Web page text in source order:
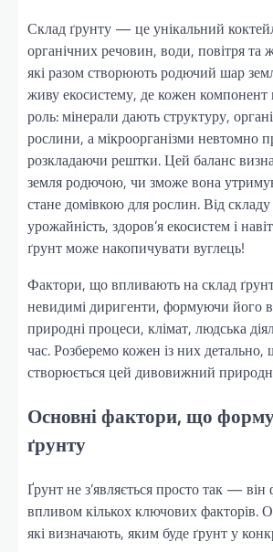
Склад ґрунту — це унікальний
органічних речовин, води, повітря та
які разом створюють родючий шар
живу екосистему, де кожен компонент
роль: мінерали дають структуру,
рослини, а мікроорганізми невтомно
розкладаючи рештки. Цей баланс
земля родючою, чи зможе вона
стане домівкою для рослин. Від
урожайність, здоров’я екосистем і
ґрунт може накопичувати вуглець!
Фактори, що впливають на склад
невидимі диригенти, формуючи його
природні процеси, клімат, людська
час. Розберемо кожен із них детально,
створюється цей дивовижний
Основні фактори, що
ґрунту
Ґрунт не з’являється просто так — він
впливом кількох ключових факторів.
які визначають, яким буде ґрунт у